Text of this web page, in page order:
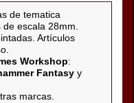
de tematica
escala 28mm.
Artículos
Workshop:
Fantasy y
marcas.